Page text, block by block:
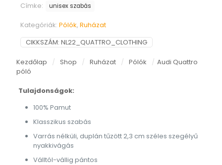
Címke: unisex szabás
Kategóriák: Pólók, Ruházat
CIKKSZÁM: NL22_QUATTRO_CLOTHING
Kezdőlap / Shop / Ruházat / Pólók / Audi Quattro
póló
Tulajdonságok:
100% Pamut
Klasszikus szabás
Varrás nélküli, duplán tűzött 2,3 cm széles szegélyű
nyakkivágás
Válltól-vállig pántos